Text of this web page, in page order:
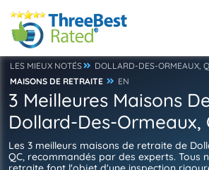
LES MIEUX NOTÉS
DOLLARD-DES-ORMEAUX,
MAISONS DE RETRAITE
EN
3 Meilleures Maisons
Dollard-Des-Ormeaux,
Les 3 meilleurs maisons de retraite de
QC, recommandés par des experts. Tous